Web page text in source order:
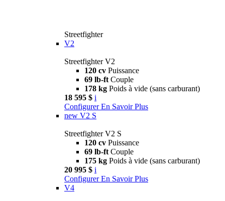
Streetfighter
V2
Streetfighter V2
120 cv Puissance
69 lb-ft Couple
178 kg Poids à vide (sans carburant)
18 595 $ i
Configurer En Savoir Plus
new V2 S
Streetfighter V2 S
120 cv Puissance
69 lb-ft Couple
175 kg Poids à vide (sans carburant)
20 995 $ i
Configurer En Savoir Plus
V4